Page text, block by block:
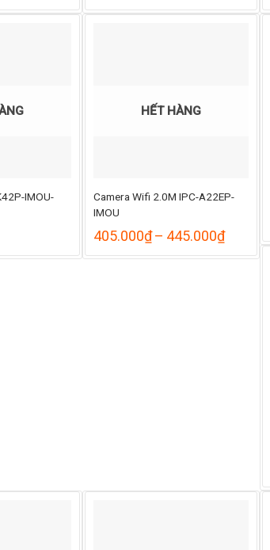
từ
là:
tại
IMOU-
HẾT HÀNG
Camera Wifi 2.0M IPC-A22EP-
IMOU
405.000₫– 445.000₫Khoảng
từ